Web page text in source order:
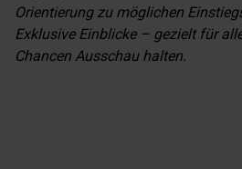
Orientierung zu möglichen
Exklusive Einblicke – gezielt für
Chancen Ausschau halten.